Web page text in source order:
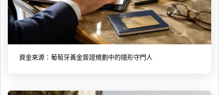
資金來源：葡萄牙黃金簽證規劃中的隱形守門人